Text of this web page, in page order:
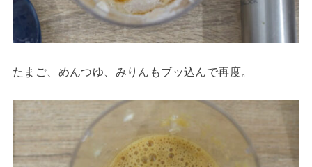
たまご、めんつゆ、みりんもブッ込んで再度。